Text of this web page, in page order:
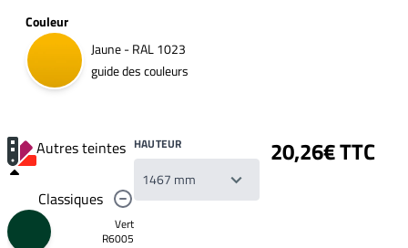
Couleur
Jaune - RAL 1023
guide des couleurs
Autres teintes
Classiques
Vert
R6005
HAUTEUR 20,26€ TTC